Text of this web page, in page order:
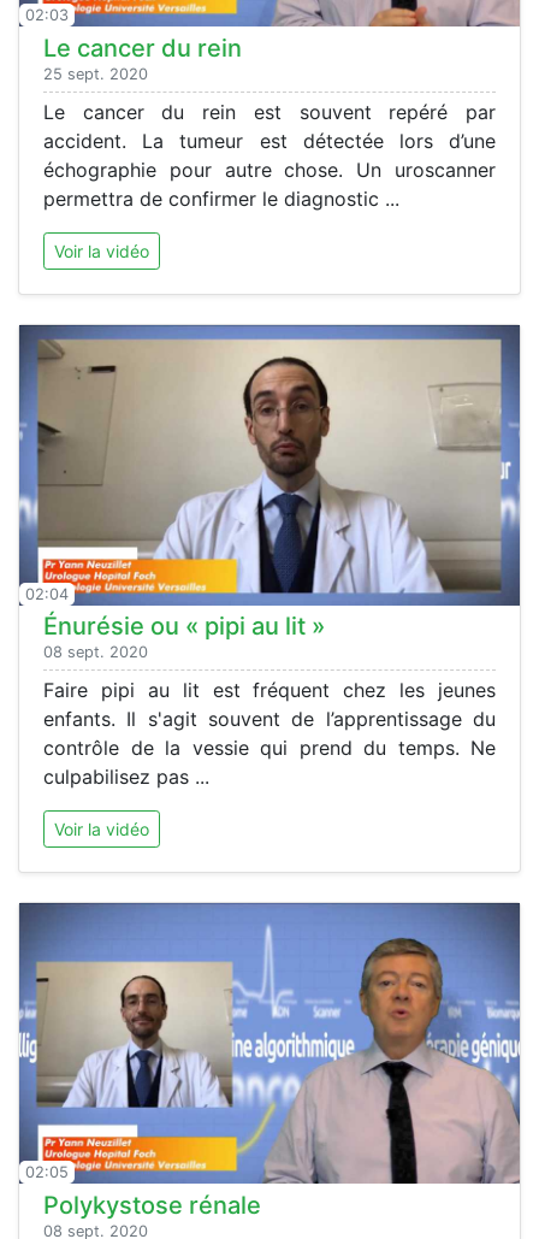
02:03
Le cancer du rein
25 sept. 2020
Le cancer du rein est souvent repéré par
accident. La tumeur est détectée lors d’une
échographie pour autre chose. Un uroscanner
permettra de confirmer le diagnostic ...
Voir la vidéo
02:04
Énurésie ou « pipi au lit »
08 sept. 2020
Faire pipi au lit est fréquent chez les jeunes
enfants. Il s'agit souvent de l’apprentissage du
contrôle de la vessie qui prend du temps. Ne
culpabilisez pas ...
Voir la vidéo
02:05
Polykystose rénale
08 sept. 2020